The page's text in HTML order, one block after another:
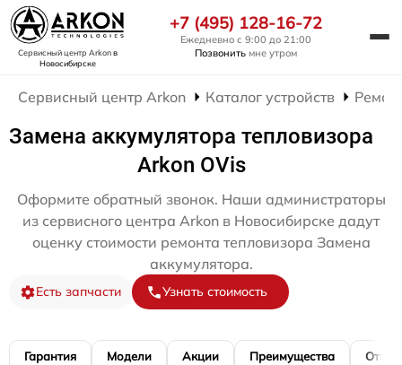
Сервисный центр Arkonв
Новосибирске
+7 (495) 128-16-72
Ежедневно с 9:00 до 21:00
Позвонить мне утром
Сервисный центр Arkon Каталог устройств
Замена аккумулятора тепловизора
Arkon OVis
Оформите обратный звонок. Наши администраторы
из сервисного центра Arkon в Новосибирске дадут
оценку стоимости ремонта тепловизора Замена
аккумулятора.
Есть запчасти Узнать стоимость
Гарантия Модели Акции Преимущества